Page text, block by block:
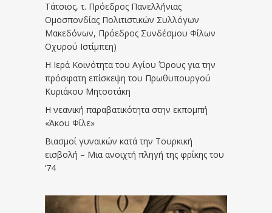
Τάτσιος, τ. Πρόεδρος Πανελλήνιας
Ομοσπονδίας Πολιτιστικών Συλλόγων
Μακεδόνων, Πρόεδρος Συνδέσμου Φίλων
Οχυρού Ιστίμπεη)
Η Ιερά Κοινότητα του Αγίου Όρους για την
πρόσφατη επίσκεψη του Πρωθυπουργού
Κυριάκου Μητσοτάκη
Η νεανική παραβατικότητα στην εκπομπή
«Άκου Φίλε»
Βιασμοί γυναικών κατά την Τουρκική
εισβολή – Μια ανοιχτή πληγή της φρίκης του
’74